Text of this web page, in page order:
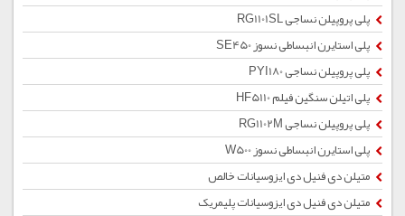
پلی پروپیلن نساجی RG1101SL
پلی استایرن انبساطی نسوز SE450
پلی پروپیلن نساجی PYI180
پلی اتیلن سنگین فیلم HF5110
پلی پروپیلن نساجی RG1102M
پلی استایرن انبساطی نسوز W500
متیلن دی فنیل دی ایزوسیانات خالص
متیلن دی فنیل دی ایزوسیانات پلیمریک